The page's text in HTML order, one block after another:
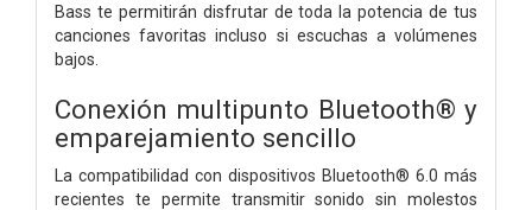
Bass te permitirán disfrutar de toda la potencia de tus
canciones favoritas incluso si escuchas a volúmenes
bajos.
Conexión multipunto Bluetooth® y
emparejamiento sencillo
La compatibilidad con dispositivos Bluetooth® 6.0 más
recientes te permite transmitir sonido sin molestos